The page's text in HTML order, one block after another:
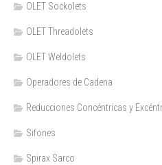
OLET Sockolets
OLET Threadolets
OLET Weldolets
Operadores de Cadena
Reducciones Concéntricas y
Sifones
Spirax Sarco